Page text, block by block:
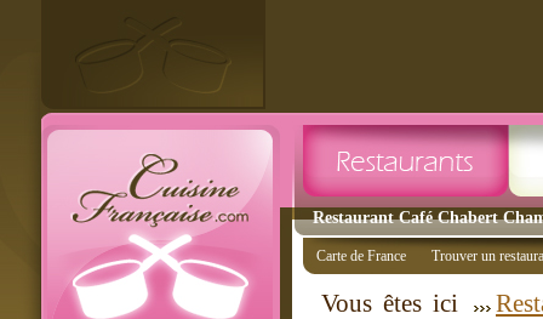
Restaurant Café Chabert
Carte de France Trouver un
Vous êtes ici